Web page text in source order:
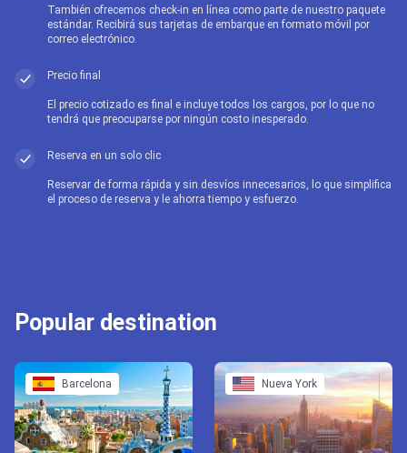
También ofrecemos check-in en línea como parte de nuestro paquete
estándar. Recibirá sus tarjetas de embarque en formato móvil por
correo electrónico.
Precio final
El precio cotizado es final e incluye todos los cargos, por lo que no
tendrá que preocuparse por ningún costo inesperado.
Reserva en un solo clic
Reservar de forma rápida y sin desvíos innecesarios, lo que simplifica
el proceso de reserva y le ahorra tiempo y esfuerzo.
Popular destination
Barcelona Nueva York